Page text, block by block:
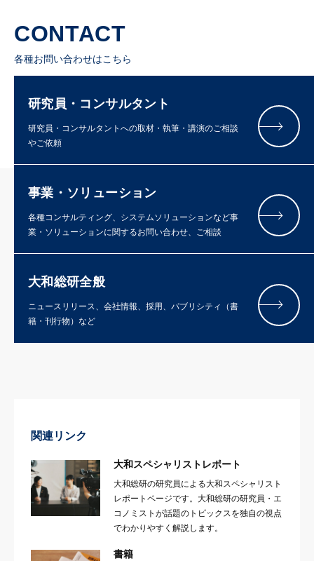
CONTACT
各種お問い合わせはこちら
研究員・コンサルタント
研究員・コンサルタントへの取材・執筆・講演のご相談
やご依頼
事業・ソリューション
各種コンサルティング、システムソリューションなど事
業・ソリューションに関するお問い合わせ、ご相談
大和総研全般
ニュースリリース、会社情報、採用、パブリシティ（書
籍・刊行物）など
関連リンク
大和スペシャリストレポート
大和総研の研究員による大和スペシャリスト
レポートページです。大和総研の研究員・エ
コノミストが話題のトピックスを独自の視点
でわかりやすく解説します。
書籍